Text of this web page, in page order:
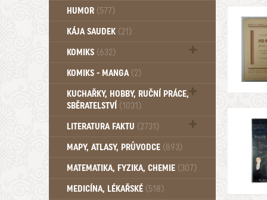
Mytologie, Mýty, Báje, Pověsti (203)
HUMOR (577)
KÁJA SAUDEK (21)
KOMIKS (632)
Komiks - Čtyřlístek (232)
KOMIKS - MANGA (2)
KUCHAŘKY, HOBBY, RUČNÍ PRÁCE,
SBĚRATELSTVÍ (1031)
Dům a byt (102)
LITERATURA FAKTU (2731)
Katalogy (503)
MAPY, ATLASY, PRŮVODCE (893)
MATEMATIKA, FYZIKA, CHEMIE (307)
MEDICÍNA, LÉKAŘSKÉ (518)